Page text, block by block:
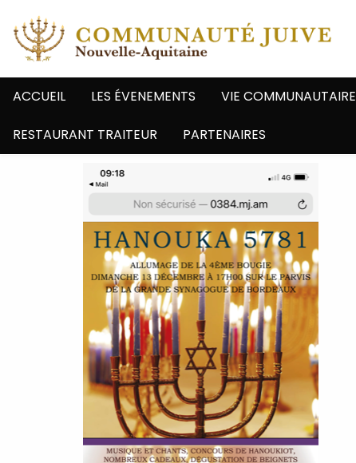
ACCUEIL LES ÉVENEMENTS VIE COMMUNAUTAIRE
RESTAURANT TRAITEUR PARTENAIRES